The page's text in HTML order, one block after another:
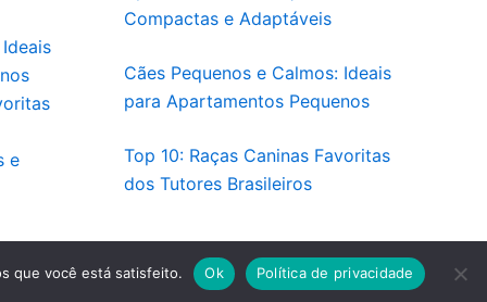
e
Compactas e Adaptáveis
Cães Pequenos e Calmos: Ideais
para Apartamentos Pequenos
Top 10: Raças Caninas Favoritas
dos Tutores Brasileiros
que você está satisfeito. Ok Política de privacidade